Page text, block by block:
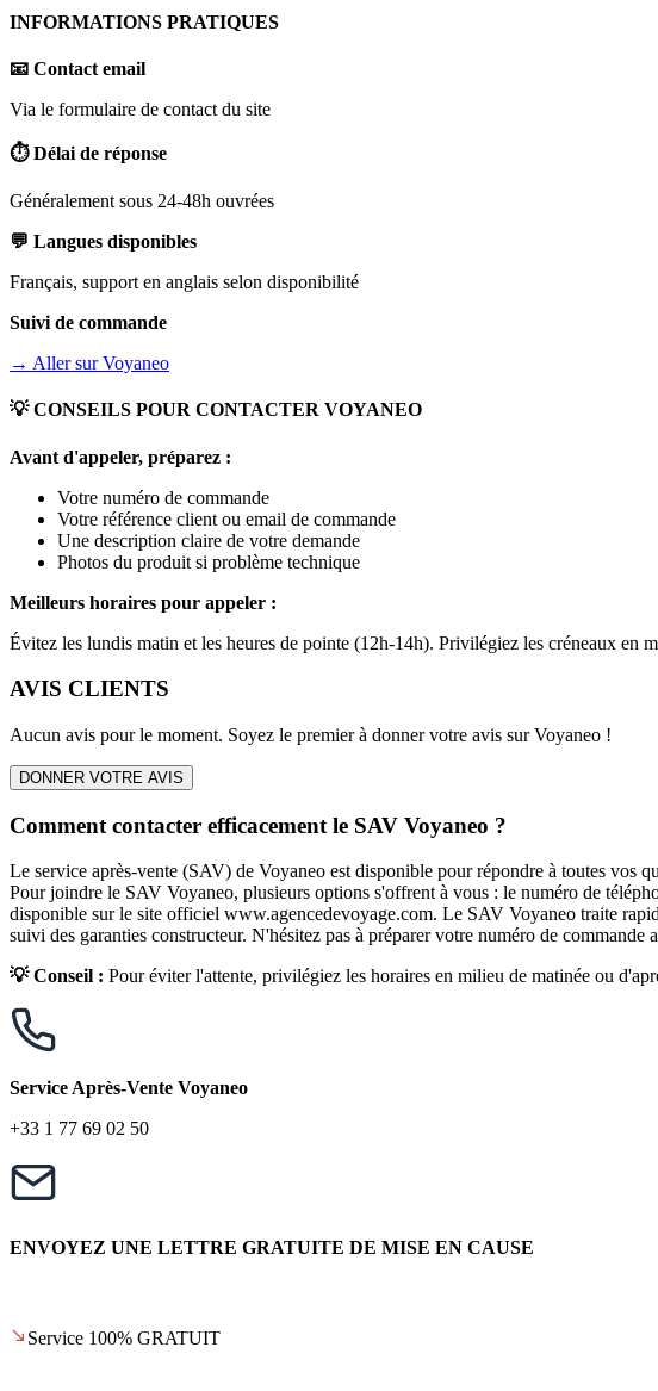
INFORMATIONS PRATIQUES
📧 Contact email
Via le formulaire de contact du site
⏱️ Délai de réponse
Généralement sous 24-48h ouvrées
💬 Langues disponibles
Français, support en anglais selon disponibilité
Suivi de commande
→ Aller surVoyaneo
💡 CONSEILS POUR CONTACTER VOYANEO
Avant d'appeler, préparez :
Votre numéro de commande
Votre référence client ou email de commande
Une description claire de votre demande
Photos du produit si problème technique
Meilleurs horaires pour appeler :
Évitez les lundis matin et les heures de pointe (12h-14h). Privilégiez les créneaux
AVIS CLIENTS
Aucun avis pour le moment. Soyez le premier à donner votre avis surVoyaneo !
DONNER VOTRE AVIS
Comment contacter efficacement le SAV Voyaneo ?
Le service après-vente (SAV) de Voyaneo est disponible pour répondre à toutes vos
Pour joindre le SAV Voyaneo, plusieurs options s'offrent à vous : le numéro de
disponible sur le site officiel www.agencedevoyage.com. Le SAV Voyaneo traite
suivi des garanties constructeur. N'hésitez pas à préparer votre numéro de
💡 Conseil : Pour éviter l'attente, privilégiez les horaires en milieu de matinée ou
Service Après-Vente Voyaneo
+33 1 77 69 02 50
ENVOYEZ UNE LETTRE GRATUITE DE MISE EN CAUSE
Service 100% GRATUIT